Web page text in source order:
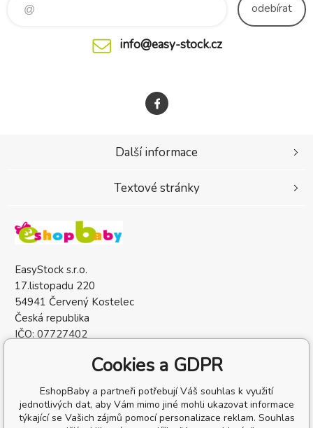
odebírat
info@easy-stock.cz
EasyStock s.r.o.
17.listopadu 220
54941 Červený Kostelec
Česká republika
IČO: 07727402
Další informace
Textové stránky
Cookies a GDPR
EshopBaby a partneři potřebují Váš souhlas k využití
jednotlivých dat, aby Vám mimo jiné mohli ukazovat informace
týkající se Vašich zájmů pomocí personalizace reklam. Souhlas